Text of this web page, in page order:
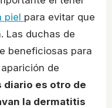
piel para evitar que
Las duchas de
beneficiosas para
de
diario es otro de
la dermatitis